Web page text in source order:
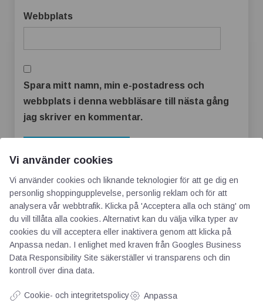
Webbplats
Spara mitt namn, min e-postadress och
webbplats i denna webbläsare till nästa gång
jag skriver en kommentar.
AOTI
Om oss
Vi använder cookies
Vi använder cookies och liknande teknologier för att ge dig en
personlig shoppingupplevelse, personlig reklam och för att
analysera vår webbtrafik. Klicka på 'Acceptera alla och stäng' om
du vill tillåta alla cookies. Alternativt kan du välja vilka typer av
cookies du vill acceptera eller inaktivera genom att klicka på
Anpassa nedan. I enlighet med kraven från Googles Business
Data Responsibility Site säkerställer vi transparens och din
kontroll över dina data.
Cookie- och integritetspolicy Anpassa